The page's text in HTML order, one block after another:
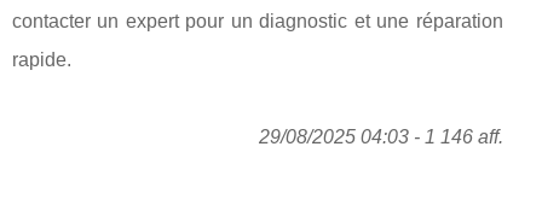
contacter un expert pour un diagnostic et une réparation
rapide.
29/08/2025 04:03 - 1 146 aff.